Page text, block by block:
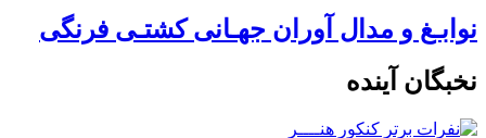
نوابـغ و مدال آوران جهـانی کشتـی فرنگی
نخبگان آینده